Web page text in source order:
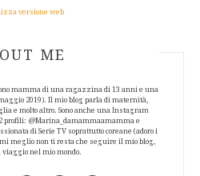
versione web
AUTHOR
ME
mamma di una ragazzina di 13 anni e una
2019). Il mio blog parla di maternità,
e molto altro. Sono anche una Instagram
profili: @Marina_damammaamamma e
di Serie TV soprattutto coreane (adoro i
meglio non ti resta che seguire il mio blog,
viaggio nel mio mondo.